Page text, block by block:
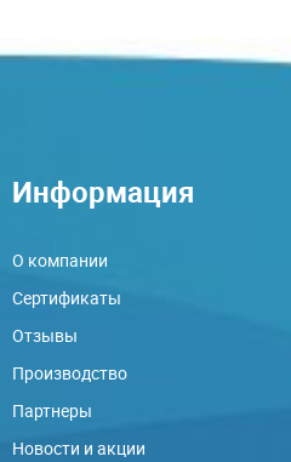
Информация
О компании
Сертификаты
Отзывы
Производство
Партнеры
Новости и акции